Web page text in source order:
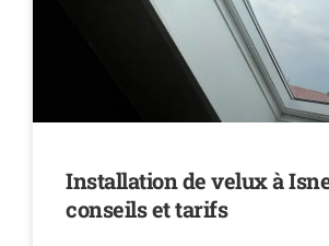
Installation de velux à
conseils et tarifs